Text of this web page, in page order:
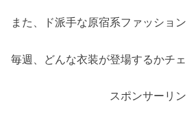
また、ド派手な原宿系ファッション
毎週、どんな衣装が登場するかチェ
スポンサーリン